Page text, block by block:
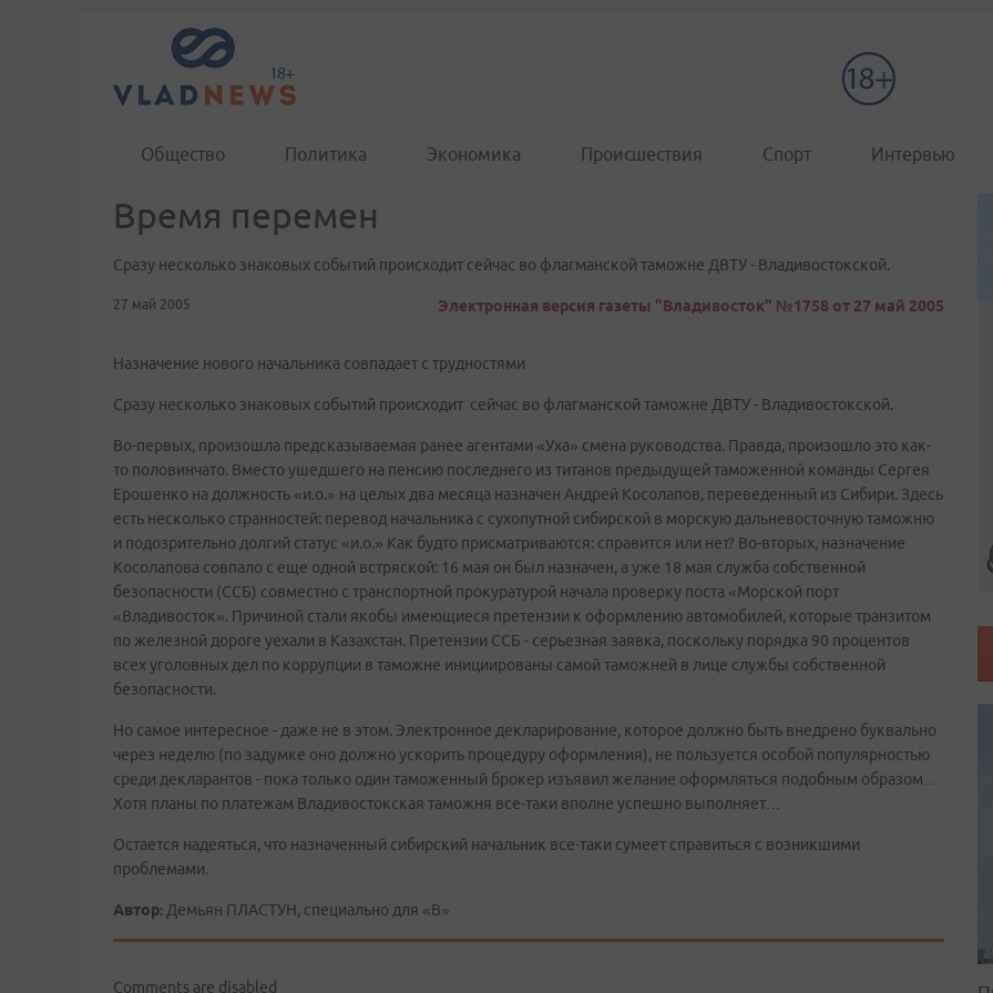
Общество Политика Экономика Происшествия Спорт Интервью
Время перемен
Сразу несколько знаковых событий происходит сейчас во флагманской таможне ДВТУ - Владивостокской.
27 май 2005 Электронная версия газеты "Владивосток" №1758 от 27 май 2005
Назначение нового начальника совпадает с трудностями
Сразу несколько знаковых событий происходит сейчас во флагманской таможне ДВТУ - Владивостокской.
Во-первых, произошла предсказываемая ранее агентами «Уха» смена руководства. Правда, произошло это как-
то половинчато. Вместо ушедшего на пенсию последнего из титанов предыдущей таможенной команды Сергея
Ерошенко на должность «и.о.» на целых два месяца назначен Андрей Косолапов, переведенный из Сибири. Здесь
есть несколько странностей: перевод начальника с сухопутной сибирской в морскую дальневосточную таможню
и подозрительно долгий статус «и.о.» Как будто присматриваются: справится или нет? Во-вторых, назначение
Косолапова совпало с еще одной встряской: 16 мая он был назначен, а уже 18 мая служба собственной
безопасности (ССБ) совместно с транспортной прокуратурой начала проверку поста «Морской порт
«Владивосток». Причиной стали якобы имеющиеся претензии к оформлению автомобилей, которые транзитом
по железной дороге уехали в Казахстан. Претензии ССБ - серьезная заявка, поскольку порядка 90 процентов
всех уголовных дел по коррупции в таможне инициированы самой таможней в лице службы собственной
безопасности.
Но самое интересное - даже не в этом. Электронное декларирование, которое должно быть внедрено буквально
через неделю (по задумке оно должно ускорить процедуру оформления), не пользуется особой популярностью
среди декларантов - пока только один таможенный брокер изъявил желание оформляться подобным образом…
Хотя планы по платежам Владивостокская таможня все-таки вполне успешно выполняет…
Остается надеяться, что назначенный сибирский начальник все-таки сумеет справиться с возникшими
проблемами.
Автор: Демьян ПЛАСТУН, специально для «В»
Comments are disabled